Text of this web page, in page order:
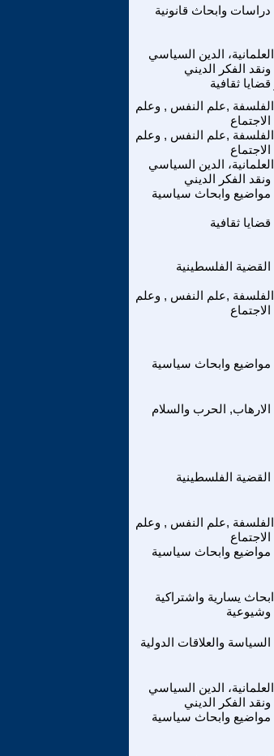
دراسات وابحاث قانونية
العلمانية، الدين السياسي
ونقد الفكر الديني
قضايا ثقافية
الفلسفة ,علم النفس , وعلم
الاجتماع
الفلسفة ,علم النفس , وعلم
الاجتماع
العلمانية، الدين السياسي
ونقد الفكر الديني
مواضيع وابحاث سياسية
قضايا ثقافية
القضية الفلسطينية
الفلسفة ,علم النفس , وعلم
الاجتماع
مواضيع وابحاث سياسية
الارهاب, الحرب والسلام
القضية الفلسطينية
الفلسفة ,علم النفس , وعلم
الاجتماع
مواضيع وابحاث سياسية
ابحاث يسارية واشتراكية
وشيوعية
السياسة والعلاقات الدولية
العلمانية، الدين السياسي
ونقد الفكر الديني
مواضيع وابحاث سياسية